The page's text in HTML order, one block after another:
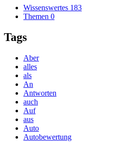
Wissenswertes 183
Themen 0
Tags
Aber
alles
als
An
Antworten
auch
Auf
aus
Auto
Autobewertung